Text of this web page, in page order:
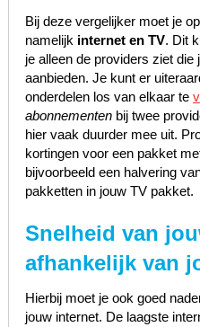
Bij deze vergelijker moet je
namelijk internet en TV. Dit
je alleen de providers ziet
aanbieden. Je kunt er
onderdelen los van elkaar te
abonnementenbij twee
hier vaak duurder mee uit.
kortingen voor een pakket
bijvoorbeeld een halvering
pakketten in jouw TV pakket.
Snelheid van
afhankelijk van
Hierbij moet je ook goed
jouw internet. De laagste